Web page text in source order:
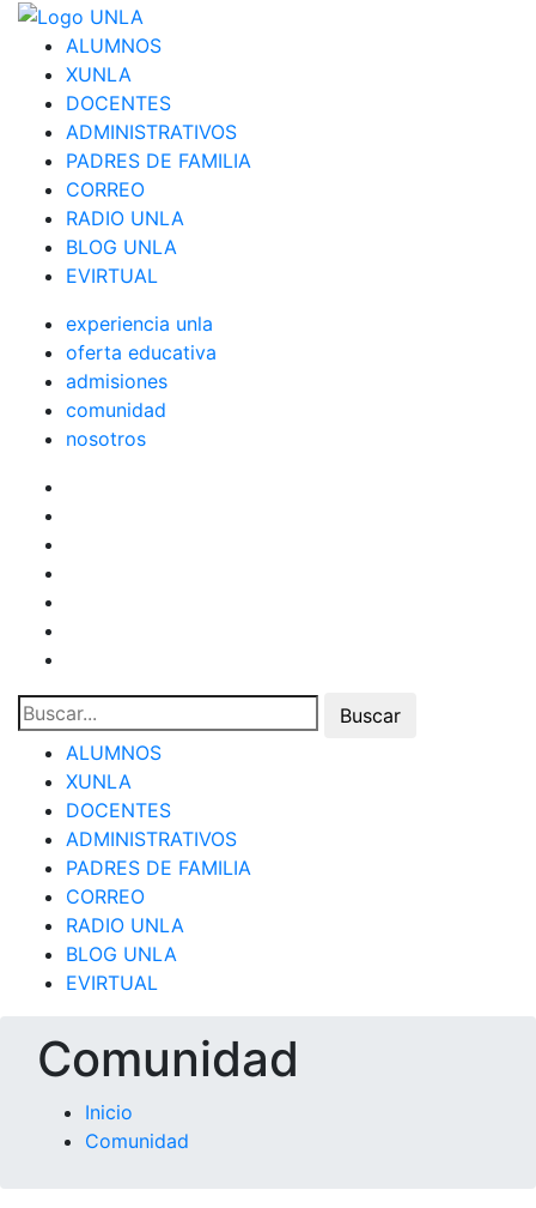
ALUMNOS
XUNLA
DOCENTES
ADMINISTRATIVOS
PADRES DE FAMILIA
CORREO
RADIO UNLA
BLOG UNLA
EVIRTUAL
experiencia unla
oferta educativa
admisiones
comunidad
nosotros
ALUMNOS
XUNLA
DOCENTES
ADMINISTRATIVOS
PADRES DE FAMILIA
CORREO
RADIO UNLA
BLOG UNLA
EVIRTUAL
Comunidad
Inicio
Comunidad